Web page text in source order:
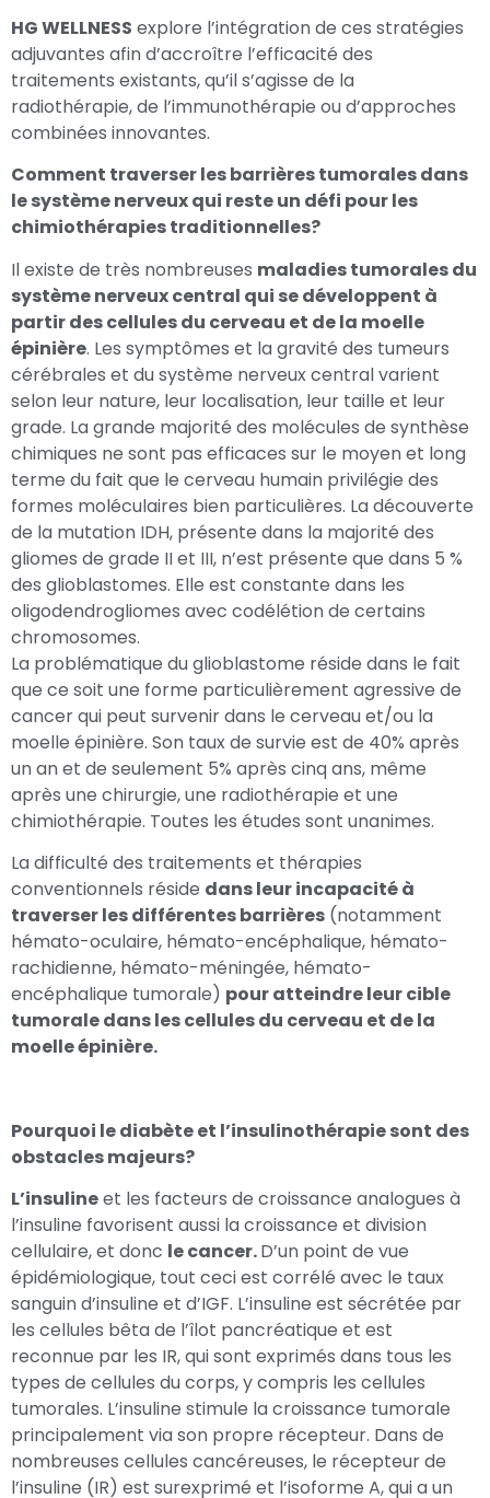
HG WELLNESS explore l’intégration de ces stratégies
adjuvantes afin d’accroître l’efficacité des
traitements existants, qu’il s’agisse de la
radiothérapie, de l’immunothérapie ou d’approches
combinées innovantes.
Comment traverser les barrières tumorales dans
le système nerveux qui reste un défi pour les
chimiothérapies traditionnelles?
Il existe de très nombreuses maladies tumorales du
système nerveux central qui se développent à
partir des cellules du cerveau et de la moelle
épinière. Les symptômes et la gravité des tumeurs
cérébrales et du système nerveux central varient
selon leur nature, leur localisation, leur taille et leur
grade. La grande majorité des molécules de synthèse
chimiques ne sont pas efficaces sur le moyen et long
terme du fait que le cerveau humain privilégie des
formes moléculaires bien particulières. La découverte
de la mutation IDH, présente dans la majorité des
gliomes de grade II et III, n’est présente que dans 5 %
des glioblastomes. Elle est constante dans les
oligodendrogliomes avec codélétion de certains
chromosomes.
La problématique du glioblastome réside dans le fait
que ce soit une forme particulièrement agressive de
cancer qui peut survenir dans le cerveau et/ou la
moelle épinière. Son taux de survie est de 40% après
un an et de seulement 5% après cinq ans, même
après une chirurgie, une radiothérapie et une
chimiothérapie. Toutes les études sont unanimes.
La difficulté des traitements et thérapies
conventionnels réside dans leur incapacité à
traverser les différentes barrières (notamment
hémato-oculaire, hémato-encéphalique, hémato-
rachidienne, hémato-méningée, hémato-
encéphalique tumorale) pour atteindre leur cible
tumorale dans les cellules du cerveau et de la
moelle épinière.
Pourquoi le diabète et l’insulinothérapie sont des
obstacles majeurs?
L’insulineet les facteurs de croissance analogues à
l’insuline favorisent aussi la croissance et division
cellulaire, et donc le cancer.D’un point de vue
épidémiologique, tout ceci est corrélé avec le taux
sanguin d’insuline et d’IGF. L’insuline est sécrétée par
les cellules bêta de l’îlot pancréatique et est
reconnue par les IR, qui sont exprimés dans tous les
types de cellules du corps, y compris les cellules
tumorales. L’insuline stimule la croissance tumorale
principalement via son propre récepteur. Dans de
nombreuses cellules cancéreuses, le récepteur de
l’insuline (IR) est surexprimé et l’isoforme A, qui a un